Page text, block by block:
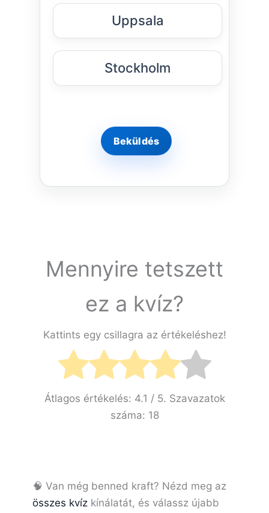
Uppsala
Stockholm
Mennyire tetszett
ez a kvíz?
Kattints egy csillagra az értékeléshez!
Átlagos értékelés: 4.1 / 5. Szavazatok
száma: 18
🧠 Van még benned kraft? Nézd meg az
összes kvíz kínálatát, és válassz újabb